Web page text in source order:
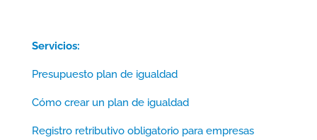
Servicios:
Presupuesto plan de igualdad
Cómo crear un plan de igualdad
Registro retributivo obligatorio para empresas